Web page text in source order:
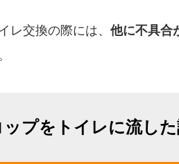
レ交換の際には、 他に不具合
ップをトイレに流し